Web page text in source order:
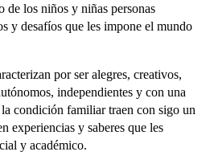
de los niños y niñas personas
y desafíos que les impone el mundo
por ser alegres, creativos,
independientes y con una
condición familiar traen con sigo un
experiencias y saberes que les
y académico.